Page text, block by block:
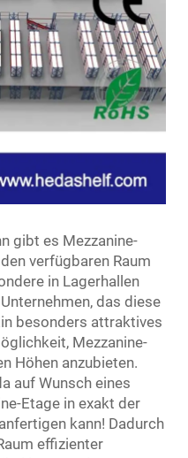
gibt es Mezzanine-
verfügbaren Raum
in Lagerhallen
das diese
besonders attraktives
Mezzanine-
Höhen anzubieten.
auf Wunsch eines
Etage in exakt der
kann! Dadurch
effizienter